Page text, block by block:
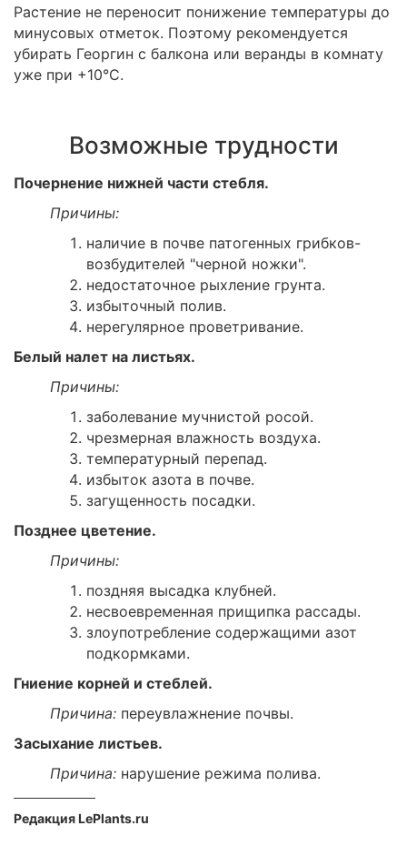
Растение не переносит понижение температуры до
минусовых отметок. Поэтому рекомендуется
убирать Георгин с балкона или веранды в комнату
уже при +10°С.
Возможные трудности
Почернение нижней части стебля.
Причины:
наличие в почве патогенных грибков-
возбудителей "черной ножки".
недостаточное рыхление грунта.
избыточный полив.
нерегулярное проветривание.
Белый налет на листьях.
Причины:
заболевание мучнистой росой.
чрезмерная влажность воздуха.
температурный перепад.
избыток азота в почве.
загущенность посадки.
Позднее цветение.
Причины:
поздняя высадка клубней.
несвоевременная прищипка рассады.
злоупотребление содержащими азот
подкормками.
Гниение корней и стеблей.
Причина: переувлажнение почвы.
Засыхание листьев.
Причина: нарушение режима полива.
Редакция LePlants.ru